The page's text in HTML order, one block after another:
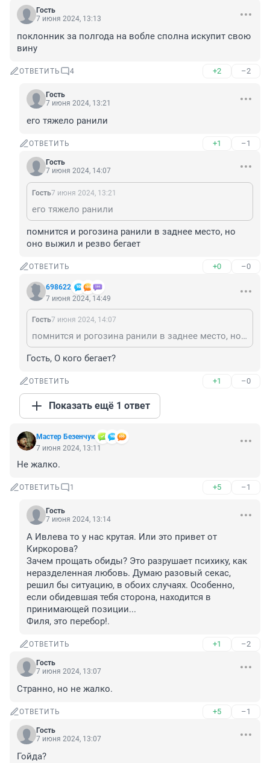
Гость
7 июня 2024, 13:13
поклонник за полгода на вобле сполна искупит свою
вину
ОТВЕТИТЬ 4 +2 –2
Гость
7 июня 2024, 13:21
его тяжело ранили
ОТВЕТИТЬ +1 –1
Гость
7 июня 2024, 14:07
Гость7 июня 2024, 13:21
его тяжело ранили
помнится и рогозина ранили в заднее место, но
оно выжил и резво бегает
ОТВЕТИТЬ +0 –0
698622
7 июня 2024, 14:49
Гость7 июня 2024, 14:07
помнится и рогозина ранили в заднее место, но оно выжил и резво бегает
Гость, О кого бегает?
ОТВЕТИТЬ +1 –0
Показать ещё 1 ответ
Мастер Безенчук
7 июня 2024, 13:11
Не жалко.
ОТВЕТИТЬ 1 +5 –1
Гость
7 июня 2024, 13:14
А Ивлева то у нас крутая. Или это привет от
Киркорова?
Зачем прощать обиды? Это разрушает психику, как
неразделенная любовь. Думаю разовый секас,
решил бы ситуацию, в обоих случаях. Особенно,
если обидевшая тебя сторона, находится в
принимающей позиции...
Филя, это перебор!.
ОТВЕТИТЬ +1 –2
Гость
7 июня 2024, 13:07
Странно, но не жалко.
ОТВЕТИТЬ +5 –1
Гость
7 июня 2024, 13:07
Гойда?